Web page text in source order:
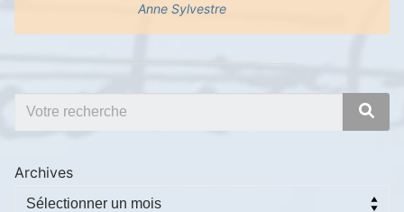
Anne Sylvestre
Archives